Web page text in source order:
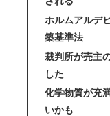
ホルムアルデ
築基準法
裁判所が売主
した
化学物質が充
いかも